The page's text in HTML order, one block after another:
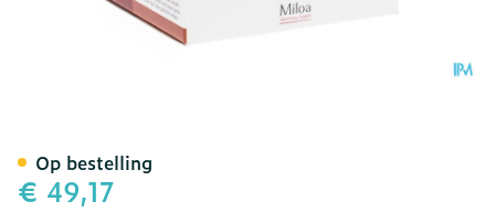
€ 49,17
Op bestelling